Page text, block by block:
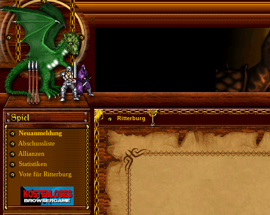
Neuanmeldung
Abschussliste
Allianzen
Statistiken
Vote für Ritterburg
Ritterburg